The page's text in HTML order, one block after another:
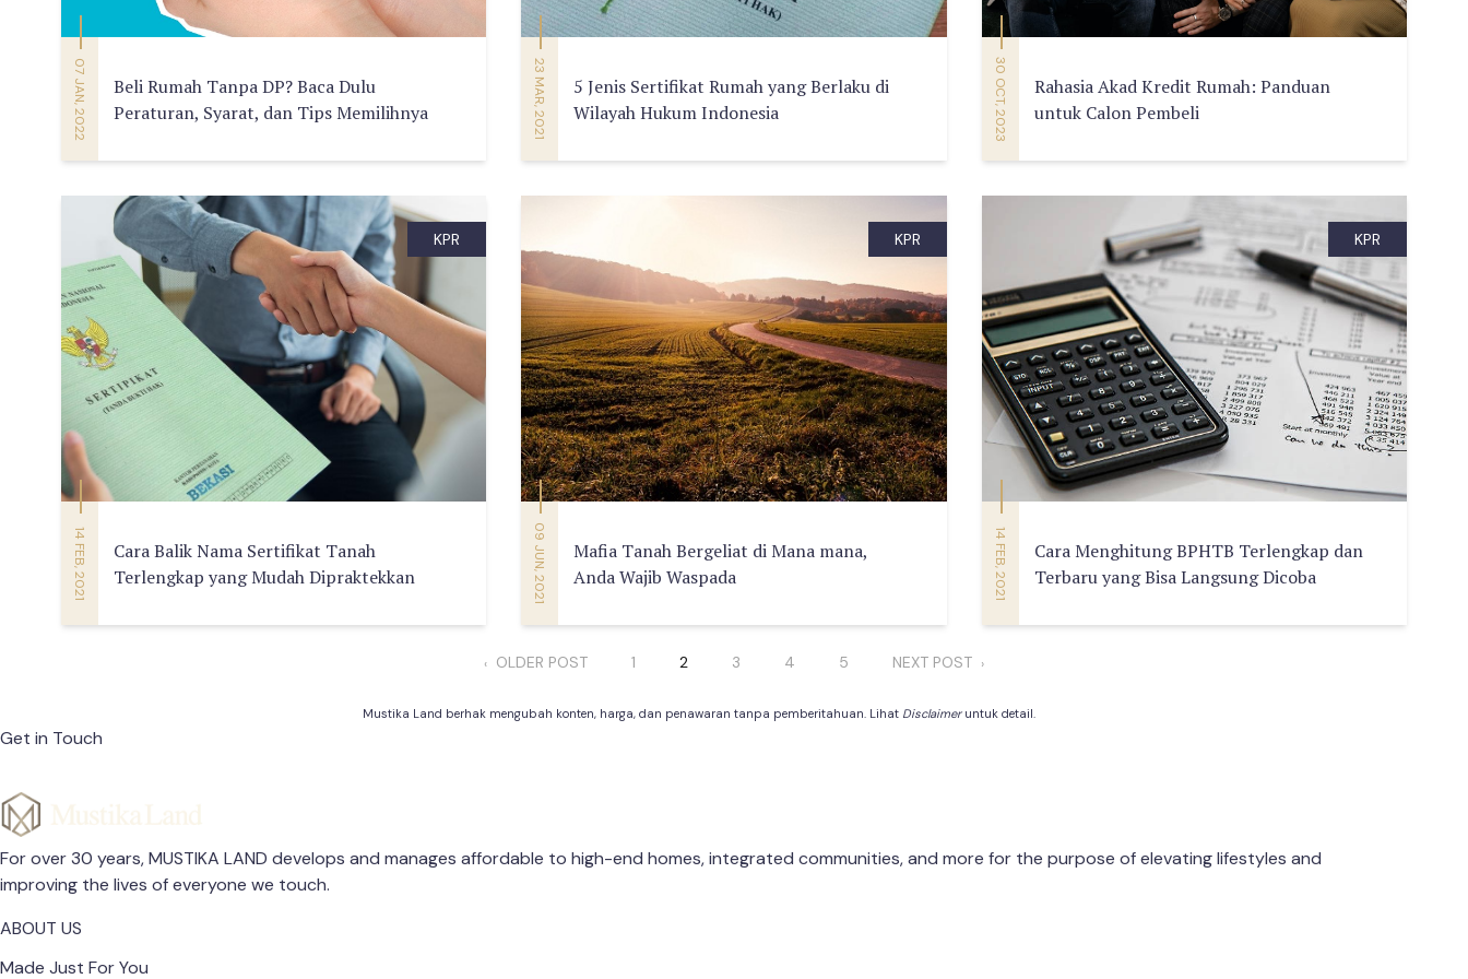
07 JAN, 2022
Beli Rumah Tanpa DP? Baca Dulu
Peraturan, Syarat, dan Tips Memilihnya
23 MAR, 2021
5 Jenis Sertifikat Rumah yang Berlaku di
Wilayah Hukum Indonesia
30 OCT, 2023
Rahasia Akad Kredit Rumah: Panduan
untuk Calon Pembeli
KPR
14 FEB, 2021
Cara Balik Nama Sertifikat Tanah
Terlengkap yang Mudah Dipraktekkan
KPR
09 JUN, 2021
Mafia Tanah Bergeliat di Mana mana,
Anda Wajib Waspada
KPR
14 FEB, 2021
Cara Menghitung BPHTB Terlengkap dan
Terbaru yang Bisa Langsung Dicoba
‹ OLDER POST 1 2 3 4 5 NEXT POST ›
Mustika Land berhak mengubah konten, harga, dan penawaran tanpa pemberitahuan. Lihat Disclaimeruntuk detail.
Get in Touch
For over 30 years, MUSTIKA LAND develops and manages affordable to high-end homes, integrated communities, and more for the purpose of elevating lifestyles and
improving the lives of everyone we touch.
ABOUT US
Made Just For You